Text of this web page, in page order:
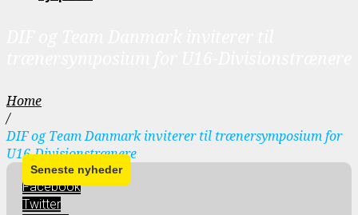
Home
/
DIF og Team Danmark inviterer til trænersymposium for
U16-Divisionstrænere
Facebook
Twitter